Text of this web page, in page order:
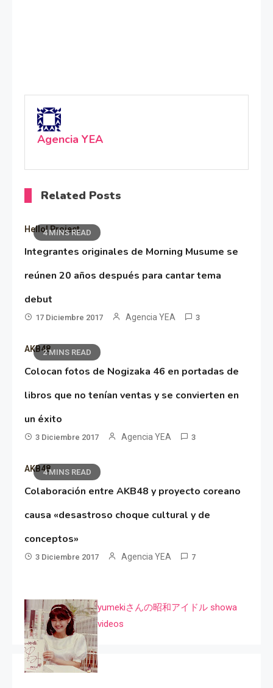
Agencia YEA
Related Posts
4 MINS READ
Hello! Project
Integrantes originales de Morning Musume se
reúnen 20 años después para cantar tema
debut
17 Diciembre 2017 Agencia YEA 3
2 MINS READ
AKB48
Colocan fotos de Nogizaka 46 en portadas de
libros que no tenían ventas y se convierten en
un éxito
3 Diciembre 2017 Agencia YEA 3
4 MINS READ
AKB48
Colaboración entre AKB48 y proyecto coreano
causa «desastroso choque cultural y de
conceptos»
3 Diciembre 2017 Agencia YEA 7
yumekiさんの昭和アイドル showa
videos